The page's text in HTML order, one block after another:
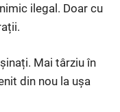
ilegal. Doar cu
Mai târziu în
din nou la ușa